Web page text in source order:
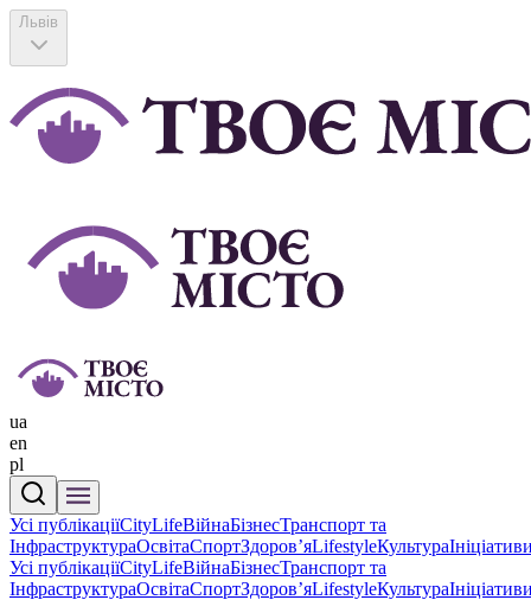
Львів
ua
en
pl
Усі публікаціїCityLifeВійнаБізнесТранспорт та
ІнфраструктураОсвітаСпортЗдоровʼяLifestyleКультура
Усі публікаціїCityLifeВійнаБізнесТранспорт та
ІнфраструктураОсвітаСпортЗдоровʼяLifestyleКультура